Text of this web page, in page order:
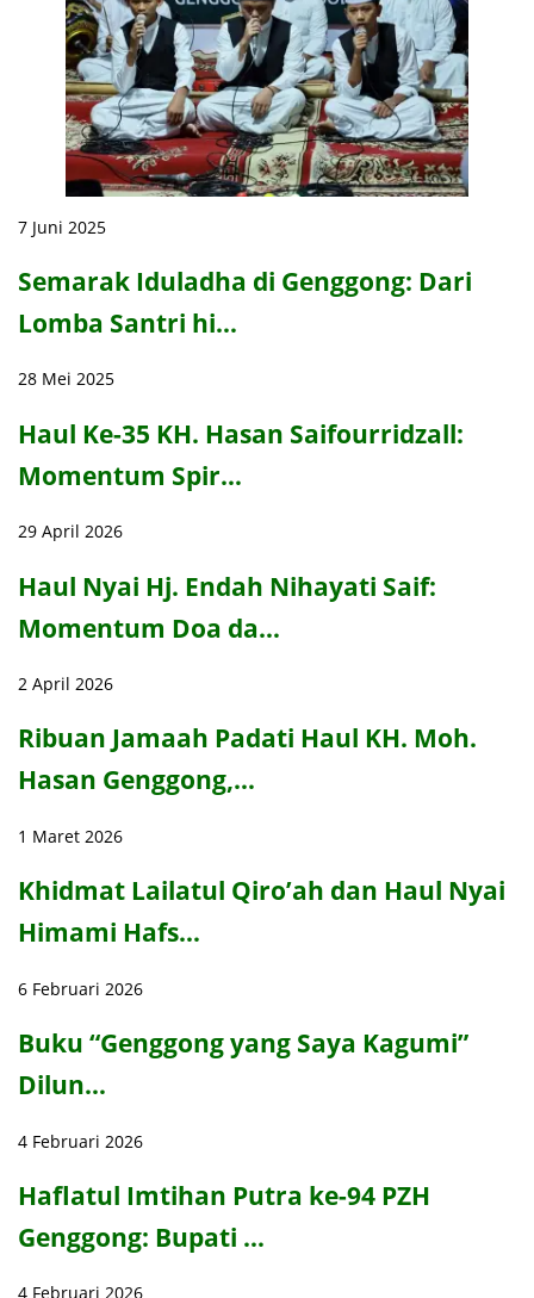
7 Juni 2025
Semarak Iduladha di Genggong: Dari
Lomba Santri hi…
28 Mei 2025
Haul Ke-35 KH. Hasan Saifourridzall:
Momentum Spir…
29 April 2026
Haul Nyai Hj. Endah Nihayati Saif:
Momentum Doa da…
2 April 2026
Ribuan Jamaah Padati Haul KH. Moh.
Hasan Genggong,…
1 Maret 2026
Khidmat Lailatul Qiro’ah dan Haul Nyai
Himami Hafs…
6 Februari 2026
Buku “Genggong yang Saya Kagumi”
Dilun…
4 Februari 2026
Haflatul Imtihan Putra ke-94 PZH
Genggong: Bupati …
4 Februari 2026